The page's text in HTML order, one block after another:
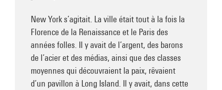
New York s’agitait. La ville était tout à la fois la
Florence de la Renaissance et le Paris des
années folles. Il y avait de l’argent, des barons
de l’acier et des médias, ainsi que des classes
moyennes qui découvraient la paix, rêvaient
d’un pavillon à Long Island. Il y avait, dans cette